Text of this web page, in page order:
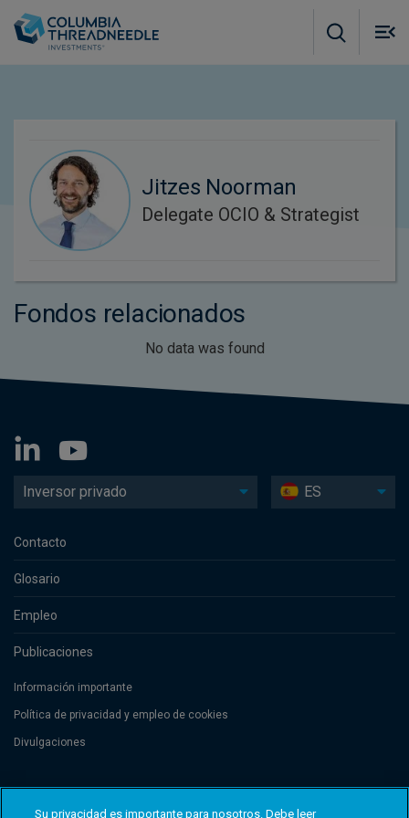
Jitzes Noorman
Delegate OCIO & Strategist
Fondos relacionados
No data was found
Inversor privado ES
Contacto
Glosario
Empleo
Publicaciones
Información importante
Política de privacidad y empleo de cookies
Divulgaciones
de Commerce et des Sociétés (Luxembourg), No. B 110242 and/or
Su privacidad es importante para nosotros. Debe leer